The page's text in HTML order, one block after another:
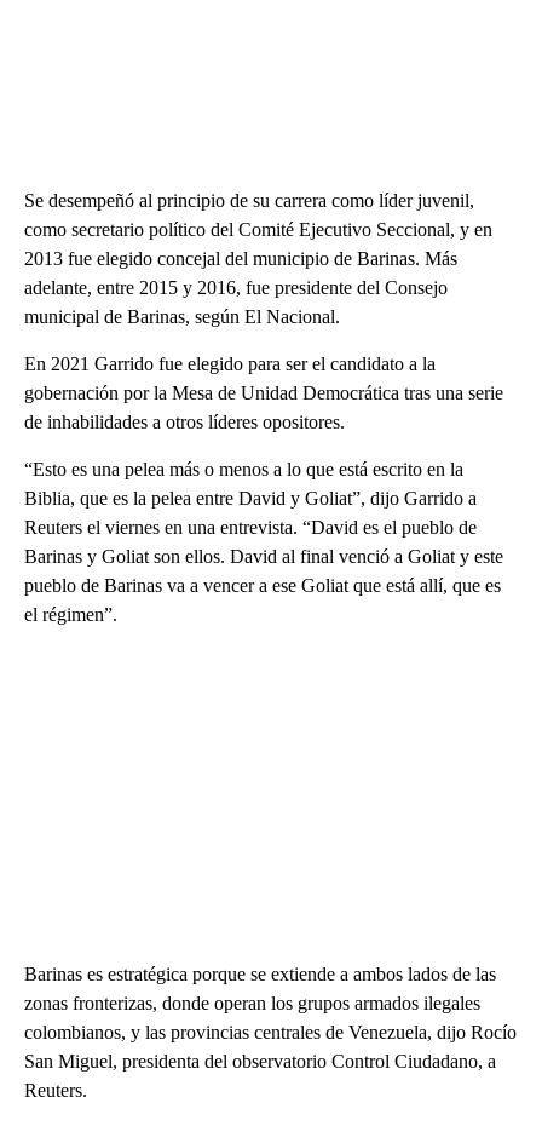
Se desempeñó al principio de su carrera como líder juvenil,
como secretario político del Comité Ejecutivo Seccional, y en
2013 fue elegido concejal del municipio de Barinas. Más
adelante, entre 2015 y 2016, fue presidente del Consejo
municipal de Barinas, según El Nacional.
En 2021 Garrido fue elegido para ser el candidato a la
gobernación por la Mesa de Unidad Democrática tras una serie
de inhabilidades a otros líderes opositores.
“Esto es una pelea más o menos a lo que está escrito en la
Biblia, que es la pelea entre David y Goliat”, dijo Garrido a
Reuters el viernes en una entrevista. “David es el pueblo de
Barinas y Goliat son ellos. David al final venció a Goliat y este
pueblo de Barinas va a vencer a ese Goliat que está allí, que es
el régimen”.
Barinas es estratégica porque se extiende a ambos lados de las
zonas fronterizas, donde operan los grupos armados ilegales
colombianos, y las provincias centrales de Venezuela, dijo Rocío
San Miguel, presidenta del observatorio Control Ciudadano, a
Reuters.